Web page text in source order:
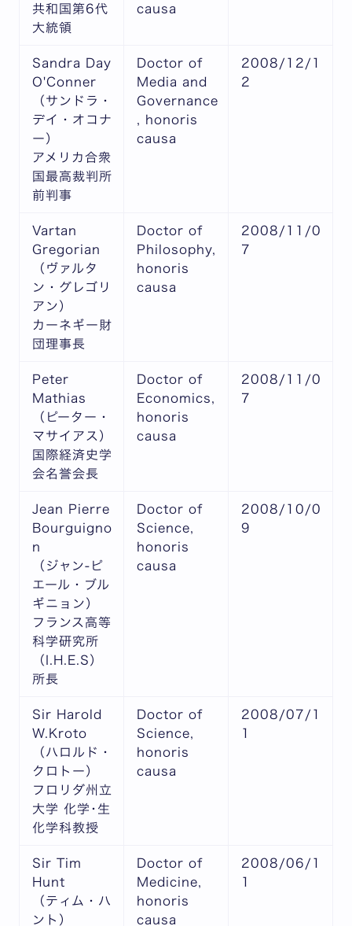
共和国第6代
大統領
causa
Sandra Day
O'Conner
（サンドラ・
デイ・オコナ
ー）
アメリカ合衆
国最高裁判所
前判事
Doctor of
Media and
Governance
, honoris
causa
2008/12/1
2
Vartan
Gregorian
（ヴァルタ
ン・グレゴリ
アン）
カーネギー財
団理事長
Doctor of
Philosophy,
honoris
causa
2008/11/0
7
Peter
Mathias
（ピーター・
マサイアス）
国際経済史学
会名誉会長
Doctor of
Economics,
honoris
causa
2008/11/0
7
Jean Pierre
Bourguigno
n
（ジャン-ピ
エール・ブル
ギニョン）
フランス高等
科学研究所
（I.H.E.S）
所長
Doctor of
Science,
honoris
causa
2008/10/0
9
Sir Harold
W.Kroto
（ハロルド・
クロトー）
フロリダ州立
大学 化学･生
化学科教授
Doctor of
Science,
honoris
causa
2008/07/1
1
Sir Tim
Hunt
（ティム・ハ
ント）
Doctor of
Medicine,
honoris
causa
2008/06/1
1